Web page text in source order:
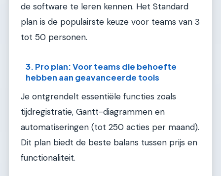
de software te leren kennen. Het Standard
plan is de populairste keuze voor teams van 3
tot 50 personen.
3. Pro plan: Voor teams die behoefte
hebben aan geavanceerde tools
Je ontgrendelt essentiële functies zoals
tijdregistratie, Gantt-diagrammen en
automatiseringen (tot 250 acties per maand).
Dit plan biedt de beste balans tussen prijs en
functionaliteit.